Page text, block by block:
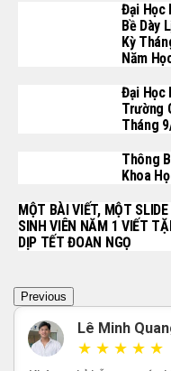
Đại Học
Bề Dày
Kỳ
Năm
Đại Học
Trường
Tháng
Thông
Khoa
MỘT BÀI VIẾT, MỘT
SINH VIÊN NĂM 1 VIẾT
DỊP TẾT ĐOAN NGỌ
Previous
Lê Minh
★ ★ ★ ★ ★
Mỹ Hạnh
★ ★ ★ ★ ★
★ ★ ★ ★ ★
Dương Minh
★ ★ ★ ★ ★
Lê Hoàng Anh
★ ★ ★ ★ ★
Trung Nam
★ ★ ★ ★ ★
Dương Văn
★ ★ ★ ★ ★
Trần Minh
★ ★ ★ ★ ★
Hoàng Lan
★ ★ ★ ★ ★
Nguyễn Như
★ ★ ★ ★ ★
Minh Thư
★ ★ ★ ★ ★